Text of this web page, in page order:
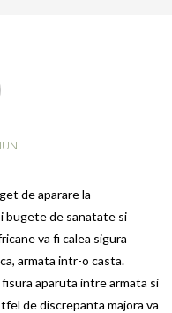
de aparare la
bugete de sanatate si
va fi calea sigura
armata intr-o casta.
aparuta intre armata si
de discrepanta majora va